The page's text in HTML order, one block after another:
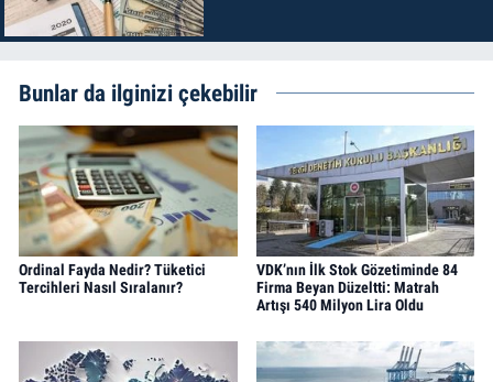
Bunlar da ilginizi çekebilir
Ordinal Fayda Nedir? Tüketici
Tercihleri Nasıl Sıralanır?
VDK’nın İlk Stok Gözetiminde 84
Firma Beyan Düzeltti: Matrah
Artışı 540 Milyon Lira Oldu